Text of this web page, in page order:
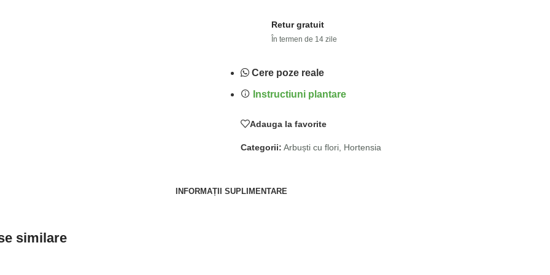
Retur gratuit
În termen de 14 zile
Cere poze reale
Instructiuni plantare
Adauga la favorite
Categorii: Arbuști cu flori, Hortensia
INFORMAȚII SUPLIMENTARE
similare